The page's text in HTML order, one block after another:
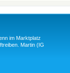
im Marktplatz
Martin (IG